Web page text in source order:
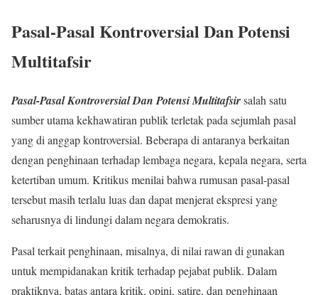
Pasal-Pasal Kontroversial Dan Potensi
Multitafsir
Pasal-Pasal Kontroversial Dan Potensi Multitafsirsalah satu
sumber utama kekhawatiran publik terletak pada sejumlah pasal
yang di anggap kontroversial. Beberapa di antaranya berkaitan
dengan penghinaan terhadap lembaga negara, kepala negara, serta
ketertiban umum. Kritikus menilai bahwa rumusan pasal-pasal
tersebut masih terlalu luas dan dapat menjerat ekspresi yang
seharusnya di lindungi dalam negara demokratis.
Pasal terkait penghinaan, misalnya, di nilai rawan di gunakan
untuk mempidanakan kritik terhadap pejabat publik. Dalam
praktiknya, batas antara kritik, opini, satire, dan penghinaan